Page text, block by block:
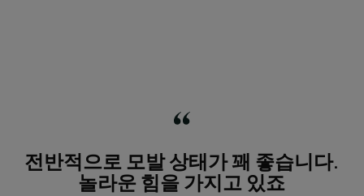
전반적으로 모발 상태가 꽤 좋습니다.
놀라운 힘을 가지고 있죠